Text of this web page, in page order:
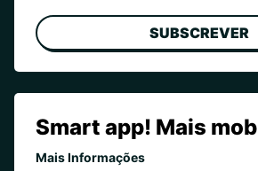
SUBSCREVER
Smart app! Mais
Mais Informações